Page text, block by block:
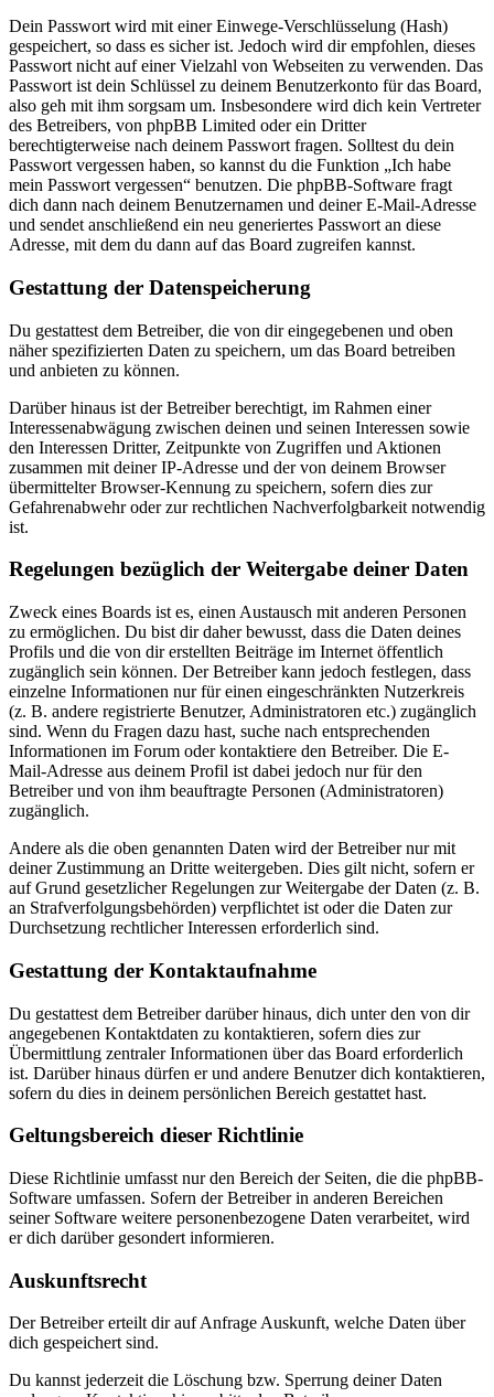
Dein Passwort wird mit einer Einwege-Verschlüsselung (Hash)
gespeichert, so dass es sicher ist. Jedoch wird dir empfohlen, dieses
Passwort nicht auf einer Vielzahl von Webseiten zu verwenden. Das
Passwort ist dein Schlüssel zu deinem Benutzerkonto für das Board,
also geh mit ihm sorgsam um. Insbesondere wird dich kein Vertreter
des Betreibers, von phpBB Limited oder ein Dritter
berechtigterweise nach deinem Passwort fragen. Solltest du dein
Passwort vergessen haben, so kannst du die Funktion „Ich habe
mein Passwort vergessen“ benutzen. Die phpBB-Software fragt
dich dann nach deinem Benutzernamen und deiner E-Mail-Adresse
und sendet anschließend ein neu generiertes Passwort an diese
Adresse, mit dem du dann auf das Board zugreifen kannst.
Gestattung der Datenspeicherung
Du gestattest dem Betreiber, die von dir eingegebenen und oben
näher spezifizierten Daten zu speichern, um das Board betreiben
und anbieten zu können.
Darüber hinaus ist der Betreiber berechtigt, im Rahmen einer
Interessenabwägung zwischen deinen und seinen Interessen sowie
den Interessen Dritter, Zeitpunkte von Zugriffen und Aktionen
zusammen mit deiner IP-Adresse und der von deinem Browser
übermittelter Browser-Kennung zu speichern, sofern dies zur
Gefahrenabwehr oder zur rechtlichen Nachverfolgbarkeit notwendig
ist.
Regelungen bezüglich der Weitergabe deiner Daten
Zweck eines Boards ist es, einen Austausch mit anderen Personen
zu ermöglichen. Du bist dir daher bewusst, dass die Daten deines
Profils und die von dir erstellten Beiträge im Internet öffentlich
zugänglich sein können. Der Betreiber kann jedoch festlegen, dass
einzelne Informationen nur für einen eingeschränkten Nutzerkreis
(z. B. andere registrierte Benutzer, Administratoren etc.) zugänglich
sind. Wenn du Fragen dazu hast, suche nach entsprechenden
Informationen im Forum oder kontaktiere den Betreiber. Die E-
Mail-Adresse aus deinem Profil ist dabei jedoch nur für den
Betreiber und von ihm beauftragte Personen (Administratoren)
zugänglich.
Andere als die oben genannten Daten wird der Betreiber nur mit
deiner Zustimmung an Dritte weitergeben. Dies gilt nicht, sofern er
auf Grund gesetzlicher Regelungen zur Weitergabe der Daten (z. B.
an Strafverfolgungsbehörden) verpflichtet ist oder die Daten zur
Durchsetzung rechtlicher Interessen erforderlich sind.
Gestattung der Kontaktaufnahme
Du gestattest dem Betreiber darüber hinaus, dich unter den von dir
angegebenen Kontaktdaten zu kontaktieren, sofern dies zur
Übermittlung zentraler Informationen über das Board erforderlich
ist. Darüber hinaus dürfen er und andere Benutzer dich kontaktieren,
sofern du dies in deinem persönlichen Bereich gestattet hast.
Geltungsbereich dieser Richtlinie
Diese Richtlinie umfasst nur den Bereich der Seiten, die die phpBB-
Software umfassen. Sofern der Betreiber in anderen Bereichen
seiner Software weitere personenbezogene Daten verarbeitet, wird
er dich darüber gesondert informieren.
Auskunftsrecht
Der Betreiber erteilt dir auf Anfrage Auskunft, welche Daten über
dich gespeichert sind.
Du kannst jederzeit die Löschung bzw. Sperrung deiner Daten